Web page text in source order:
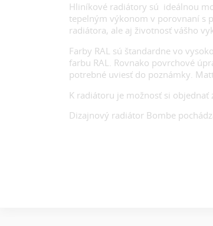
Hliníkové radiátory sú ideálnou
tepelným výkonom v porovnaní s
radiátora, ale aj životnosť vášho
Farby RAL sú štandardne vo
farbu RAL. Rovnako povrchové
potrebné uviesť do poznámky.
K radiátoru je možnosť si
Dizajnový radiátor Bombe